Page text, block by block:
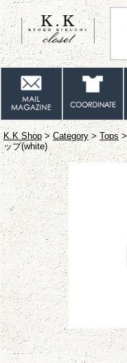
K.K Shop>Category>Tops>
ップ(white)